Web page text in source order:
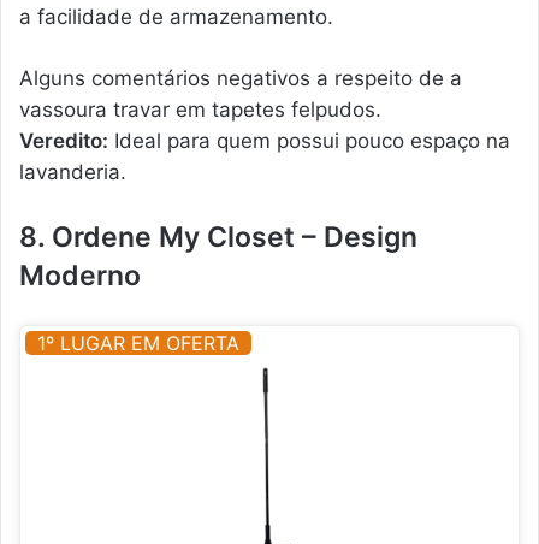
a facilidade de armazenamento.
Alguns comentários negativos a respeito de a
vassoura travar em tapetes felpudos.
Veredito: Ideal para quem possui pouco espaço na
lavanderia.
8. Ordene My Closet – Design
Moderno
1º LUGAR EM OFERTA